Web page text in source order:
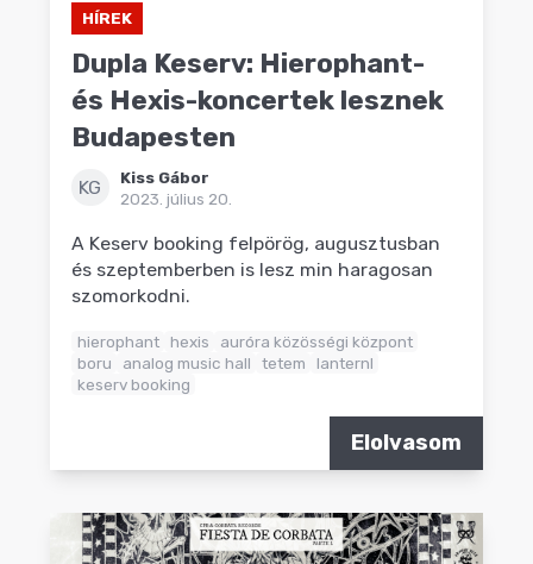
HÍREK
Dupla Keserv: Hierophant-
és Hexis-koncertek lesznek
Budapesten
KG
Kiss Gábor
2023. július 20.
A Keserv booking felpörög, augusztusban
és szeptemberben is lesz min haragosan
szomorkodni.
hierophant hexis
auróra közösségi központ
boru
analog music hall tetem
lanternl
keserv booking
Elolvasom